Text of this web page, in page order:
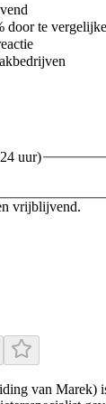
door te
uur)
vrijblijvend.
van Marek)